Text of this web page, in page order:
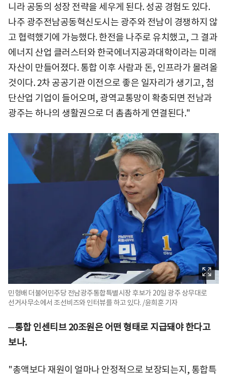
니라 공동의 성장 전략을 세우게 된다. 성공 경험도 있다.
나주 광주전남공동혁신도시는 광주와 전남이 경쟁하지 않
고 협력했기에 가능했다. 한전을 나주로 유치했고, 그 결과
에너지 산업 클러스터와 한국에너지공과대학이라는 미래
자산이 만들어졌다. 통합 이후 사람과 돈, 인프라가 몰려올
것이다. 2차 공공기관 이전으로 좋은 일자리가 생기고, 첨
단산업 기업이 들어오며, 광역교통망이 확충되면 전남과
광주는 하나의 생활권으로 더 촘촘하게 연결된다."
민형배 더불어민주당 전남광주통합특별시장 후보가 20일 광주 상무대로
선거사무소에서 조선비즈와 인터뷰를 하고 있다. /윤희훈 기자
─통합 인센티브 20조원은 어떤 형태로 지급돼야 한다고
보나.
"총액보다 재원이 얼마나 안정적으로 보장되는지, 통합특